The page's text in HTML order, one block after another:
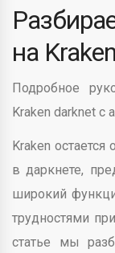
на
Подробное
Kraken darknet
Kraken
в даркнете,
широкий
трудностями
статье мы